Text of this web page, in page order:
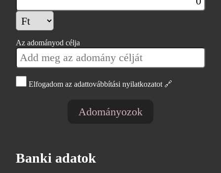
Az adományod célja
Elfogadom az adattovábbítási nyilatkozatot 🔗
Adományozok
Banki adatok